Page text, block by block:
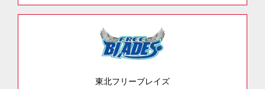
東北フリーブレイズ